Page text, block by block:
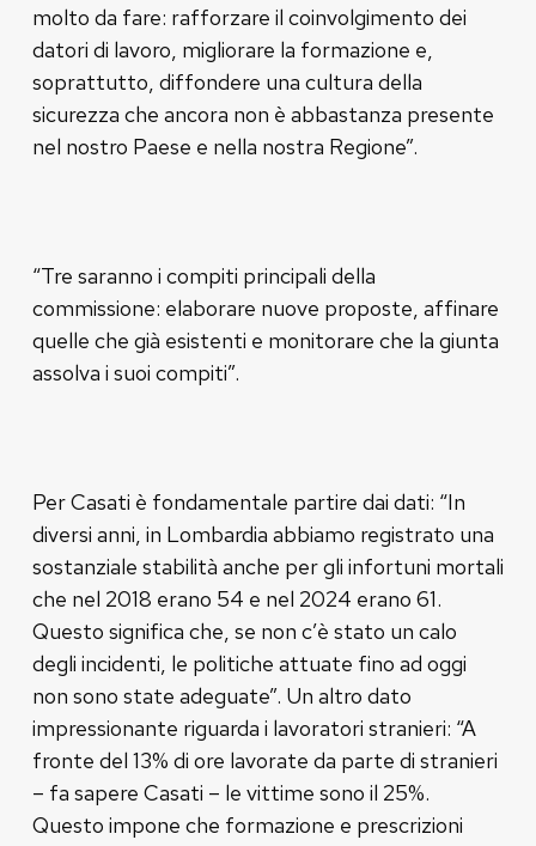
molto da fare: rafforzare il coinvolgimento dei
datori di lavoro, migliorare la formazione e,
soprattutto, diffondere una cultura della
sicurezza che ancora non è abbastanza presente
nel nostro Paese e nella nostra Regione”.
“Tre saranno i compiti principali della
commissione: elaborare nuove proposte, affinare
quelle che già esistenti e monitorare che la giunta
assolva i suoi compiti”.
Per Casati è fondamentale partire dai dati: “In
diversi anni, in Lombardia abbiamo registrato una
sostanziale stabilità anche per gli infortuni mortali
che nel 2018 erano 54 e nel 2024 erano 61.
Questo significa che, se non c’è stato un calo
degli incidenti, le politiche attuate fino ad oggi
non sono state adeguate”. Un altro dato
impressionante riguarda i lavoratori stranieri: “A
fronte del 13% di ore lavorate da parte di stranieri
– fa sapere Casati – le vittime sono il 25%.
Questo impone che formazione e prescrizioni